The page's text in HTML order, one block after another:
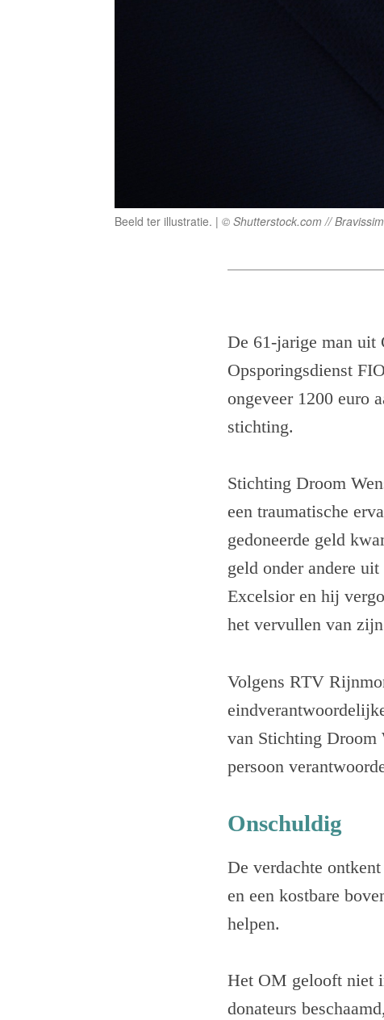
Beeld ter illustratie. © Shutterstock.com //
De 61-jarige man uit
Opsporingsdienst
ongeveer 1200 euro
stichting.
Stichting Droom
een traumatische
gedoneerde geld
geld onder andere
Excelsior en hij
het vervullen van
Volgens RTV
van Stichting Droom
persoon
Onschuldig
De verdachte
en een kostbare
helpen.
Het OM gelooft niet
donateurs